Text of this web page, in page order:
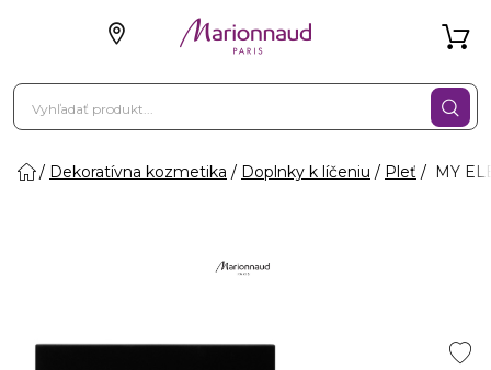
Dekoratívna kozmetika Doplnky k líčeniu Pleť MY